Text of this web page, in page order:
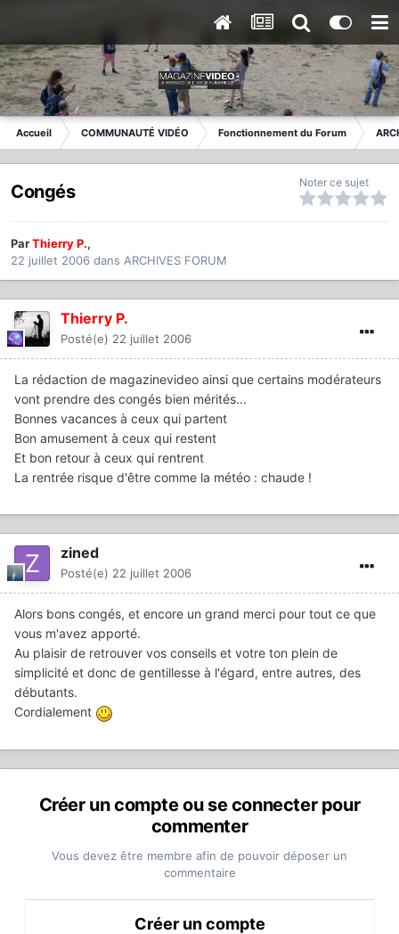
Accueil COMMUNAUTÉ VIDÉO Fonctionnement du Forum
Congés Noter ce sujet
ParThierry P.,
22 juillet 2006 dans ARCHIVES FORUM
Thierry P.
Posté(e) 22 juillet 2006
La rédaction de magazinevideo ainsi que certains modérateurs
vont prendre des congés bien mérités...
Bonnes vacances à ceux qui partent
Bon amusement à ceux qui restent
Et bon retour à ceux qui rentrent
La rentrée risque d'être comme la météo : chaude !
zined
Posté(e) 22 juillet 2006
Alors bons congés, et encore un grand merci pour tout ce que
vous m'avez apporté.
Au plaisir de retrouver vos conseils et votre ton plein de
simplicité et donc de gentillesse à l'égard, entre autres, des
débutants.
Cordialement
Créer un compte ou se connecter pour
commenter
Vous devez être membre afin de pouvoir déposer un
commentaire
Créer un compte